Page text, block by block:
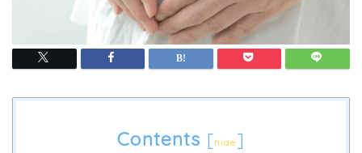
Contents [hide ]